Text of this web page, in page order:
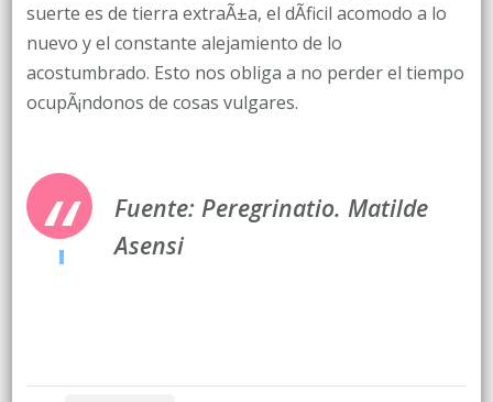
suerte es de tierra extraÃ±a, el dÃ­ficil acomodo a lo
nuevo y el constante alejamiento de lo
acostumbrado. Esto nos obliga a no perder el tiempo
ocupÃ¡ndonos de cosas vulgares.
Fuente: Peregrinatio. Matilde
Asensi